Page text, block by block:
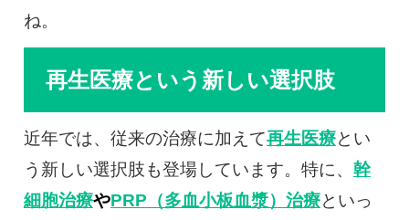
ね。
再生医療という新しい選択肢
近年では、従来の治療に加えて再生医療とい
う新しい選択肢も登場しています。特に、 幹
細胞治療やPRP（多血小板血漿）治療といっ